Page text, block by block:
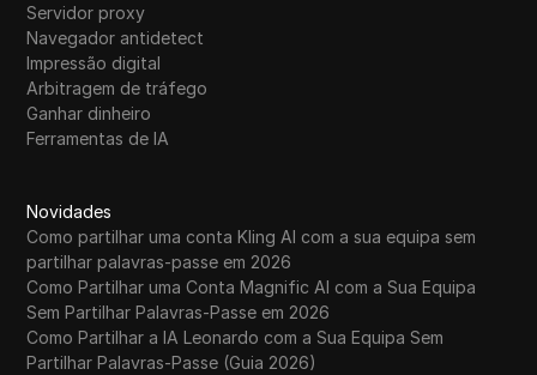
Servidor proxy
Navegador antidetect
Impressão digital
Arbitragem de tráfego
Ganhar dinheiro
Ferramentas de IA
Novidades
Como partilhar uma conta Kling AI com a sua equipa sem
partilhar palavras-passe em 2026
Como Partilhar uma Conta Magnific AI com a Sua Equipa
Sem Partilhar Palavras-Passe em 2026
Como Partilhar a IA Leonardo com a Sua Equipa Sem
Partilhar Palavras-Passe (Guia 2026)